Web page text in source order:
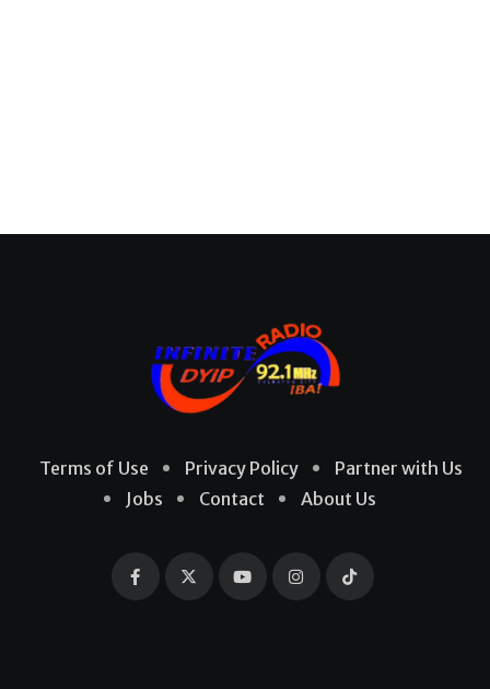
Terms of Use Privacy Policy
Partner with Us
Jobs
Contact About Us